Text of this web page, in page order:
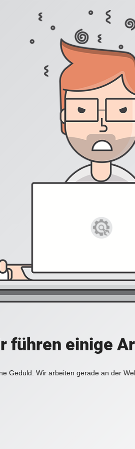
führen einige
Geduld. Wir arbeiten gerade an der